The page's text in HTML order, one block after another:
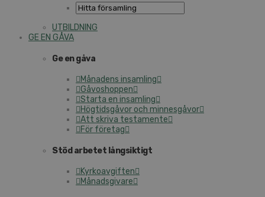
UTBILDNING
GE EN GÅVA
Ge en gåva
Månadens insamling
Gåvoshoppen
Starta en insamling
Högtidsgåvor och minnesgåvor
Att skriva testamente
För företag
Stöd arbetet långsiktigt
Kyrkoavgiften
Månadsgivare